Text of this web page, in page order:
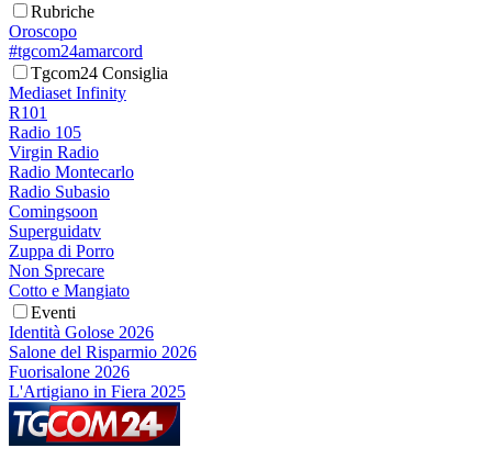
Rubriche
Oroscopo
#tgcom24amarcord
Tgcom24 Consiglia
Mediaset Infinity
R101
Radio 105
Virgin Radio
Radio Montecarlo
Radio Subasio
Comingsoon
Superguidatv
Zuppa di Porro
Non Sprecare
Cotto e Mangiato
Eventi
Identità Golose 2026
Salone del Risparmio 2026
Fuorisalone 2026
L'Artigiano in Fiera 2025